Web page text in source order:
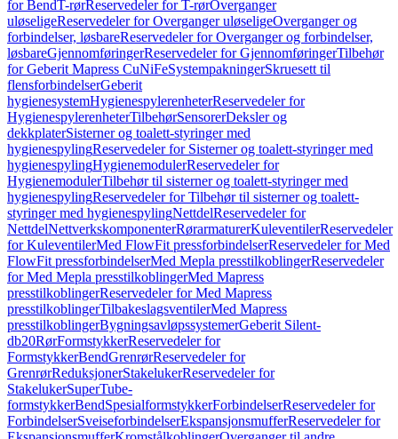
for BendT-rørReservedeler for T-rørOverganger
uløseligeReservedeler for Overganger uløseligeOverganger og
forbindelser, løsbareReservedeler for Overganger og forbindelser,
løsbareGjennomføringerReservedeler for GjennomføringerTilbehør
for Geberit Mapress CuNiFeSystempakningerSkruesett til
flensforbindelserGeberit
hygienesystemHygienespylerenheterReservedeler for
HygienespylerenheterTilbehørSensorerDeksler og
dekkplaterSisterner og toalett-styringer med
hygienespylingReservedeler for Sisterner og toalett-styringer med
hygienespylingHygienemodulerReservedeler for
HygienemodulerTilbehør til sisterner og toalett-styringer med
hygienespylingReservedeler for Tilbehør til sisterner og toalett-
styringer med hygienespylingNettdelReservedeler for
NettdelNettverkskomponenterRørarmaturerKuleventilerReservedeler
for KuleventilerMed FlowFit pressforbindelserReservedeler for Med
FlowFit pressforbindelserMed Mepla presstilkoblingerReservedeler
for Med Mepla presstilkoblingerMed Mapress
presstilkoblingerReservedeler for Med Mapress
presstilkoblingerTilbakeslagsventilerMed Mapress
presstilkoblingerBygningsavløpssystemerGeberit Silent-
db20RørFormstykkerReservedeler for
FormstykkerBendGrenrørReservedeler for
GrenrørReduksjonerStakelukerReservedeler for
StakelukerSuperTube-
formstykkerBendSpesialformstykkerForbindelserReservedeler for
ForbindelserSveiseforbindelserEkspansjonsmufferReservedeler for